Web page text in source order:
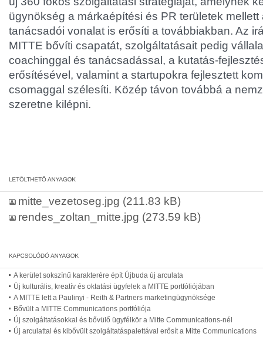
ügynökség a márkaépítési és PR területek
tanácsadói vonalat is erősíti a továbbiakban. Az
MITTE bővíti csapatát, szolgáltatásait pedig
coachinggal és tanácsadással, a kutatás-
erősítésével, valamint a startupokra fejlesztett
csomaggal szélesíti. Közép távon továbbá a
szeretne kilépni.
mitte_vezetoseg.jpg (211.83 kB)
rendes_zoltan_mitte.jpg (273.59 kB)
A kerület sokszínű karakterére épít Újbuda új arculata
Új kulturális, kreatív és oktatási ügyfelek a MITTE portfóliójában
A MITTE lett a Paulinyi - Reith & Partners marketingügynöksége
Bővült a MITTE Communications portfóliója
Új szolgáltatásokkal és bővülő ügyfélkör a Mitte Communications-nél
Új arculattal és kibővült szolgáltatáspalettával erősít a Mitte Communications